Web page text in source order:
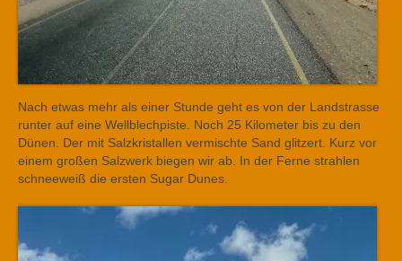
Nach etwas mehr als einer Stunde geht es von der Landstrasse
runter auf eine Wellblechpiste. Noch 25 Kilometer bis zu den
Dünen. Der mit Salzkristallen vermischte Sand glitzert. Kurz vor
einem großen Salzwerk biegen wir ab. In der Ferne strahlen
schneeweiß die ersten Sugar Dunes.